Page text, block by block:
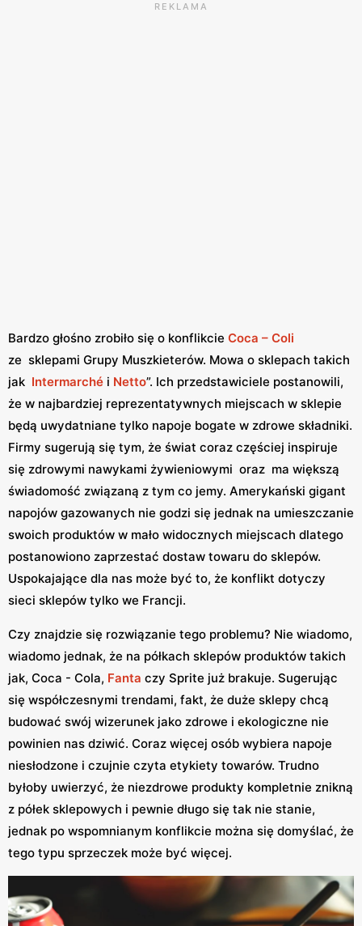
REKLAMA
Bardzo głośno zrobiło się o konflikcie Coca – Coli
ze sklepami Grupy Muszkieterów. Mowa o sklepach takich
jak Intermarché i Netto”. Ich przedstawiciele postanowili,
że w najbardziej reprezentatywnych miejscach w sklepie
będą uwydatniane tylko napoje bogate w zdrowe składniki.
Firmy sugerują się tym, że świat coraz częściej inspiruje
się zdrowymi nawykami żywieniowymi oraz ma większą
świadomość związaną z tym co jemy. Amerykański gigant
napojów gazowanych nie godzi się jednak na umieszczanie
swoich produktów w mało widocznych miejscach dlatego
postanowiono zaprzestać dostaw towaru do sklepów.
Uspokajające dla nas może być to, że konflikt dotyczy
sieci sklepów tylko we Francji.
Czy znajdzie się rozwiązanie tego problemu? Nie wiadomo,
wiadomo jednak, że na półkach sklepów produktów takich
jak, Coca - Cola, Fanta czy Sprite już brakuje. Sugerując
się współczesnymi trendami, fakt, że duże sklepy chcą
budować swój wizerunek jako zdrowe i ekologiczne nie
powinien nas dziwić. Coraz więcej osób wybiera napoje
niesłodzone i czujnie czyta etykiety towarów. Trudno
byłoby uwierzyć, że niezdrowe produkty kompletnie znikną
z półek sklepowych i pewnie długo się tak nie stanie,
jednak po wspomnianym konflikcie można się domyślać, że
tego typu sprzeczek może być więcej.